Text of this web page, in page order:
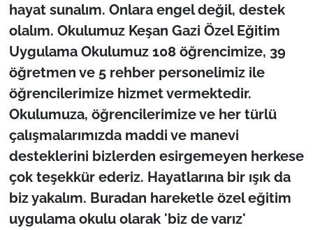
hayat sunalım. Onlara engel değil, destek
olalım. Okulumuz Keşan Gazi Özel Eğitim
Uygulama Okulumuz 108 öğrencimize, 39
öğretmen ve 5 rehber personelimiz ile
öğrencilerimize hizmet vermektedir.
Okulumuza, öğrencilerimize ve her türlü
çalışmalarımızda maddi ve manevi
desteklerini bizlerden esirgemeyen herkese
çok teşekkür ederiz. Hayatlarına bir ışık da
biz yakalım. Buradan hareketle özel eğitim
uygulama okulu olarak 'biz de varız'